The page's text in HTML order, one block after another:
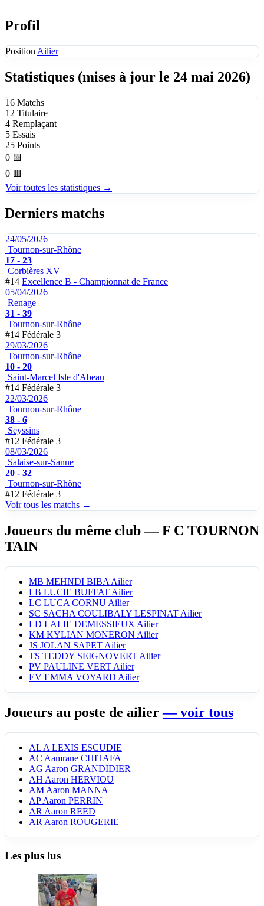
Profil
Position Ailier
Statistiques (mises à jour le 24 mai 2026)
16 Matchs
12 Titulaire
4 Remplaçant
5 Essais
25 Points
0 🟨
0 🟥
Voir toutes les statistiques →
Derniers matchs
24/05/2026
Tournon-sur-Rhône
17 - 23
Corbières XV
#14 Excellence B - Championnat de France
05/04/2026
Renage
31 - 39
Tournon-sur-Rhône
#14 Fédérale 3
29/03/2026
Tournon-sur-Rhône
10 - 20
Saint-Marcel Isle d'Abeau
#14 Fédérale 3
22/03/2026
Tournon-sur-Rhône
38 - 6
Seyssins
#12 Fédérale 3
08/03/2026
Salaise-sur-Sanne
20 - 32
Tournon-sur-Rhône
#12 Fédérale 3
Voir tous les matchs →
Joueurs du même club— F C TOURNON
TAIN
MB MEHNDI BIBA Ailier
LB LUCIE BUFFAT Ailier
LC LUCA CORNU Ailier
SC SACHA COULIBALY LESPINAT Ailier
LD LALIE DEMESSIEUX Ailier
KM KYLIAN MONERON Ailier
JS JOLAN SAPET Ailier
TS TEDDY SEIGNOVERT Ailier
PV PAULINE VERT Ailier
EV EMMA VOYARD Ailier
Joueurs au poste de ailier— voir tous
AL A LEXIS ESCUDIE
AC Aamrane CHITAFA
AG Aaron GRANDIDIER
AH Aaron HERVIOU
AM Aaron MANNA
AP Aaron PERRIN
AR Aaron REED
AR Aaron ROUGERIE
Les plus lus